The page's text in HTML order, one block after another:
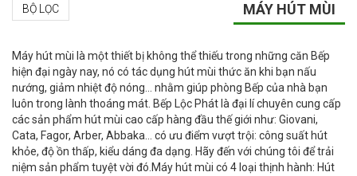
BỘ LỌC MÁY HÚT MÙI
Máy hút mùi là một thiết bị không thể thiếu trong những căn Bếp
hiện đại ngày nay, nó có tác dụng hút mùi thức ăn khi bạn nấu
nướng, giảm nhiệt độ nóng… nhằm giúp phòng Bếp của nhà bạn
luôn trong lành thoáng mát. Bếp Lộc Phát là đại lí chuyên cung cấp
các sản phẩm hút mùi cao cấp hàng đầu thế giới như: Giovani,
Cata, Fagor, Arber, Abbaka… có ưu điểm vượt trội: công suất hút
khỏe, độ ồn thấp, kiểu dáng đa dạng. Hãy đến với chúng tôi để trải
niệm sản phẩm tuyệt vời đó.Máy hút mùi có 4 loại thịnh hành: Hút